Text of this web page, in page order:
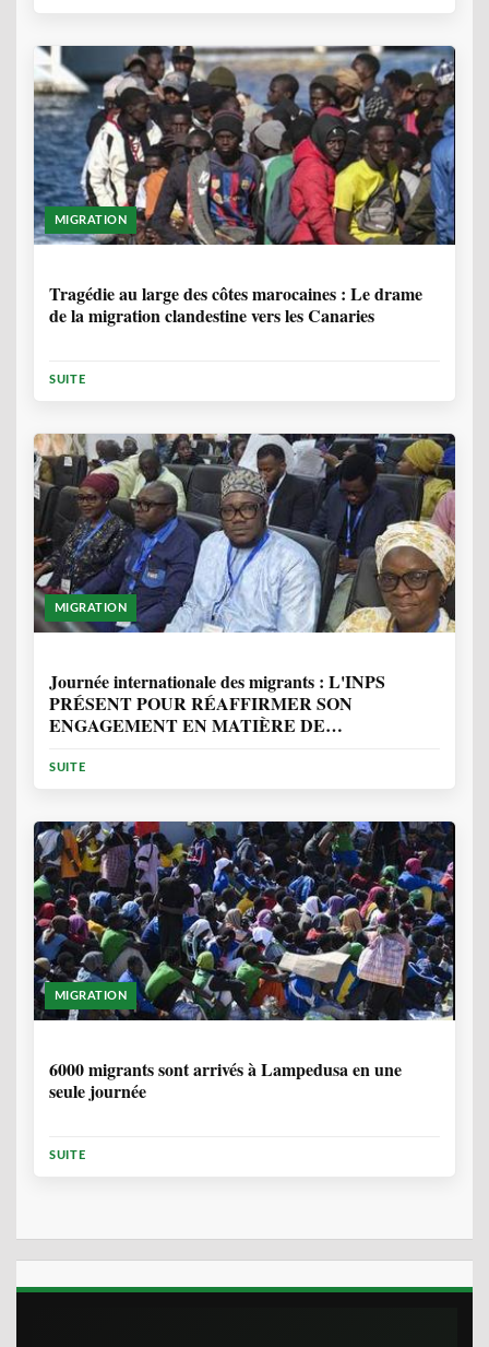
MIGRATION
Tragédie au large des côtes marocaines : Le drame
de la migration clandestine vers les Canaries
SUITE
MIGRATION
Journée internationale des migrants : L'INPS
PRÉSENT POUR RÉAFFIRMER SON
ENGAGEMENT EN MATIÈRE DE
SUITE
MIGRATION
6000 migrants sont arrivés à Lampedusa en une
seule journée
SUITE